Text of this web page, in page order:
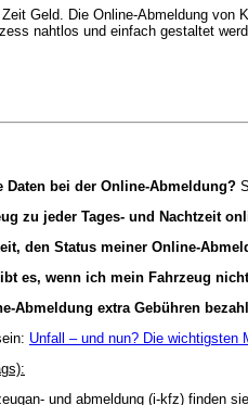
Geld. Die Online-Abmeldung von
nahtlos und einfach gestaltet
Daten bei der Online-Abmeldung?
zu jeder Tages- und Nachtzeit
den Status meiner Online-
es, wenn ich mein Fahrzeug
Abmeldung extra Gebühren
Unfall – und nun? Die wichtigsten
und abmeldung (i-kfz) finden